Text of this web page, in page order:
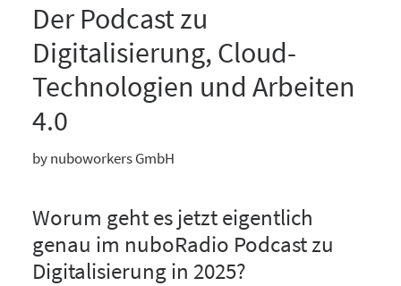
Der Podcast zu
Digitalisierung, Cloud-
Technologien und Arbeiten
4.0
by nuboworkers GmbH
Worum geht es jetzt eigentlich
genau im nuboRadio Podcast zu
Digitalisierung in 2025?